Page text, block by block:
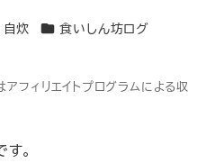
ゴリー
自炊 カテゴリー
食いしん坊ログ
フィリエイトプログラムによる収
。